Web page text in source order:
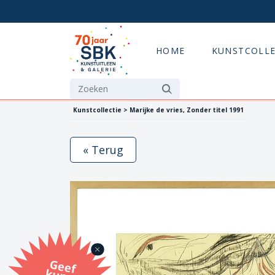
HOME
Kunstcollectie > Marijke de vries, Zonder titel 1991
G
eef
u
n
st
a
d
o
m
et
e SB
K
u
n
stb
o
n
« Terug